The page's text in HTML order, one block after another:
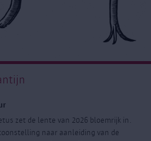
zet de lente van 2026 bloemrijk in.
naar aanleiding van de